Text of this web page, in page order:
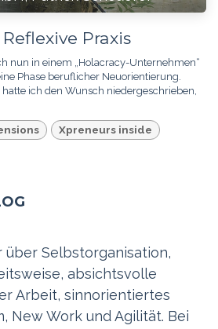
Praxis
nun in einem „Holacracy-Unternehmen“
Phase beruflicher Neuorientierung.
ich den Wunsch niedergeschrieben,
Xpreneurs inside
Selbstorganisation,
absichtsvolle
Arbeit, sinnorientiertes
New Work und Agilität. Bei